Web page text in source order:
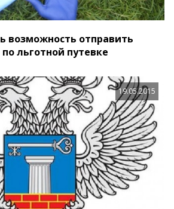
возможность отправить
льготной путевке
19.05.2015